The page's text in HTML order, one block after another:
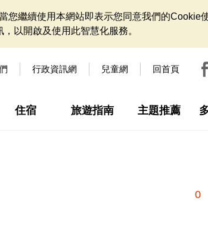
繼續使用本網站即表示您同意我們的Cookie使
以開啟及使用此智慧化服務。
行政資訊網 兒童網 回首頁
住宿 旅遊指南 主題推薦
0